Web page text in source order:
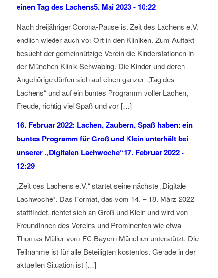
einen Tag des Lachens5. Mai 2023 - 10:22
Nach dreijähriger Corona-Pause ist Zeit des Lachens e.V.
endlich wieder auch vor Ort in den Kliniken. Zum Auftakt
besucht der gemeinnützige Verein die Kinderstationen in
der München Klinik Schwabing. Die Kinder und deren
Angehörige dürfen sich auf einen ganzen „Tag des
Lachens“ und auf ein buntes Programm voller Lachen,
Freude, richtig viel Spaß und vor […]
16. Februar 2022: Lachen, Zaubern, Spaß haben: ein
buntes Programm für Groß und Klein unterhält bei
unserer „Digitalen Lachwoche“17. Februar 2022 -
12:29
„Zeit des Lachens e.V.“ startet seine nächste „Digitale
Lachwoche“. Das Format, das vom 14. – 18. März 2022
stattfindet, richtet sich an Groß und Klein und wird von
FreundInnen des Vereins und Prominenten wie etwa
Thomas Müller vom FC Bayern München unterstützt. Die
Teilnahme ist für alle Beteiligten kostenlos. Gerade in der
aktuellen Situation ist […]